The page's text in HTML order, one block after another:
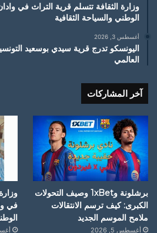
وزارة الثقافة تتسلم قرية التراث في
الوطني والسياحة الثقافية
أغسطس 3, 2026
اليونسكو تدرج قرية سيدي بوسعيد
العالمي
آخر المشاركات
برشلونة و1xBet وصيف التحولات
الكبرى: كيف ترسم الانتقالات
ملامح الموسم الجديد
أغسطس 5, 2026
في